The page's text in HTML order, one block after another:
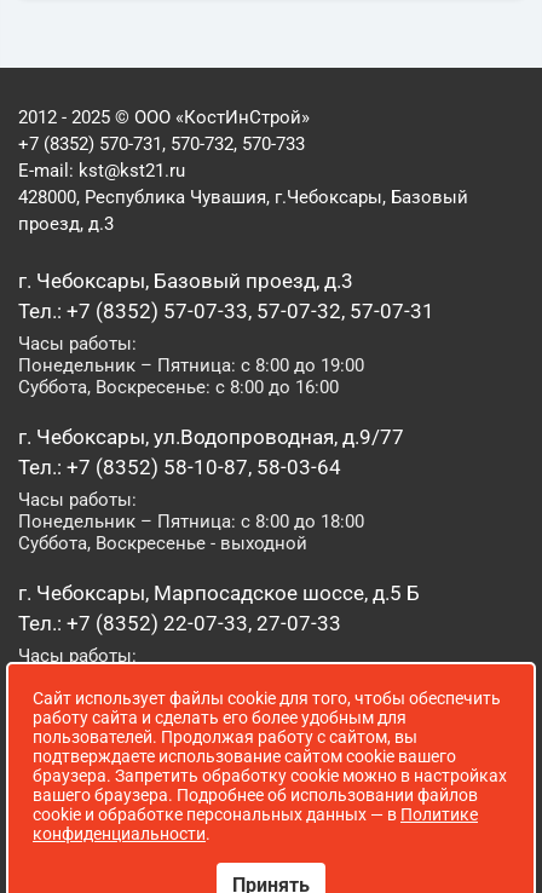
2012 - 2025 © ООО «КостИнСтрой»
+7 (8352) 570-731, 570-732, 570-733
E-mail: kst@kst21.ru
428000, Республика Чувашия, г.Чебоксары, Базовый
проезд, д.3
г. Чебоксары, Базовый проезд, д.3
Тел.: +7 (8352) 57-07-33, 57-07-32, 57-07-31
Часы работы:
Понедельник – Пятница: с 8:00 до 19:00
Суббота, Воскресенье: с 8:00 до 16:00
г. Чебоксары, ул.Водопроводная, д.9/77
Тел.: +7 (8352) 58-10-87, 58-03-64
Часы работы:
Понедельник – Пятница: с 8:00 до 18:00
Суббота, Воскресенье - выходной
г. Чебоксары, Марпосадское шоссе, д.5 Б
Тел.: +7 (8352) 22-07-33, 27-07-33
Часы работы:
Суббота, Воскресенье: с 8:00 до 16:00
г. Йошкар-Ола, ул. Луначарского, д. 52 А
Тел.: (8362) 41-07-31
Часы работы:
Понедельник – Пятница: с 8:00 до 18:00
Сайт использует файлы cookie для того, чтобы обеспечить
работу сайта и сделать его более удобным для
пользователей. Продолжая работу с сайтом, вы
подтверждаете использование сайтом cookie вашего
браузера. Запретить обработку cookie можно в настройках
вашего браузера. Подробнее об использовании файлов
cookie и обработке персональных данных — в Политике
конфиденциальности.
Принять